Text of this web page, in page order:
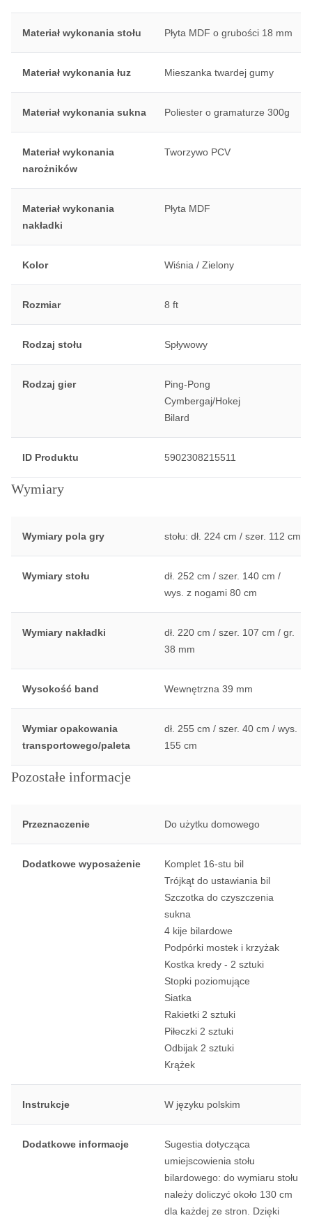
Materiał wykonania stołu Płyta MDF o grubości 18 mm
Materiał wykonania łuz Mieszanka twardej gumy
Materiał wykonania sukna Poliester o gramaturze 300g
Materiał wykonania
narożników
Tworzywo PCV
Materiał wykonania
nakładki
Płyta MDF
Kolor Wiśnia / Zielony
Rozmiar 8 ft
Rodzaj stołu Spływowy
Rodzaj gier
Ping-Pong
Cymbergaj/Hokej
Bilard
ID Produktu 5902308215511
Wymiary
Wymiary pola gry stołu: dł. 224 cm / szer. 112 cm
Wymiary stołu
dł. 252 cm / szer. 140 cm /
wys. z nogami 80 cm
Wymiary nakładki
dł. 220 cm / szer. 107 cm / gr.
38 mm
Wysokość band Wewnętrzna 39 mm
Wymiar opakowania
transportowego/paleta
dł. 255 cm / szer. 40 cm / wys.
155 cm
Pozostałe informacje
Przeznaczenie Do użytku domowego
Dodatkowe wyposażenie
Komplet 16-stu bil
Trójkąt do ustawiania bil
Szczotka do czyszczenia
sukna
4 kije bilardowe
Podpórki mostek i krzyżak
Kostka kredy - 2 sztuki
Stopki poziomujące
Siatka
Rakietki 2 sztuki
Piłeczki 2 sztuki
Odbijak 2 sztuki
Krążek
Instrukcje W języku polskim
Dodatkowe informacje
Sugestia dotycząca
umiejscowienia stołu
bilardowego: do wymiaru stołu
należy doliczyć około 130 cm
dla każdej ze stron. Dzięki